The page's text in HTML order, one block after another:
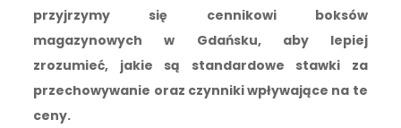
przyjrzymy się cennikowi boksów
magazynowych w Gdańsku, aby lepiej
zrozumieć, jakie są standardowe stawki za
przechowywanie oraz czynniki wpływające na te
ceny.